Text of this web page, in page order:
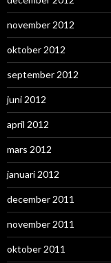
november 2012
oktober 2012
september 2012
juni 2012
april 2012
mars 2012
januari 2012
december 2011
november 2011
oktober 2011